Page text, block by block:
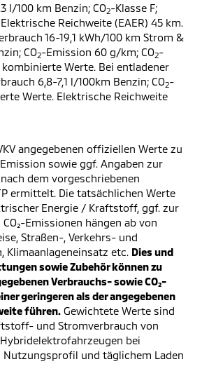
l/100 km Benzin; CO2-Klasse F;
Reichweite (EAER) 45 km.
16-19,1 kWh/100 km Strom &
CO2-Emission 60 g/km; CO2-
Werte. Bei entladener
6,8-7,1 l/100km Benzin; CO2-
Werte. Elektrische Reichweite
angegebenen offiziellen Werte zu
sowie ggf. Angaben zur
dem vorgeschriebenen
ermittelt. Die tatsächlichen Werte
Energie / Kraftstoff, ggf. zur
Emissionen hängen ab von
Straßen-, Verkehrs- und
Klimaanlageneinsatz etc. Dies und
sowie Zubehör können zu
Verbrauchs- sowie CO₂-
geringeren als der angegebenen
führen. Gewichtete Werte sind
und Stromverbrauch von
bei
und täglichem Laden